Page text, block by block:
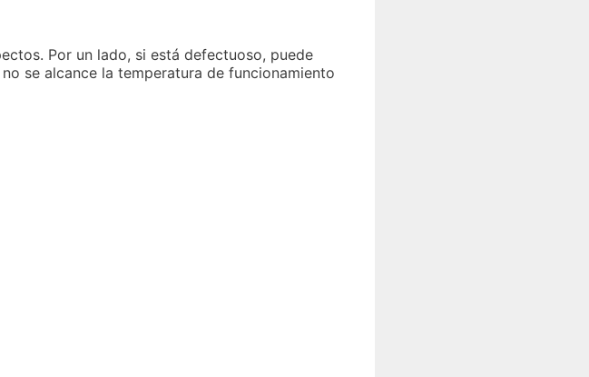
Por un lado, si está defectuoso, puede
se alcance la temperatura de funcionamiento